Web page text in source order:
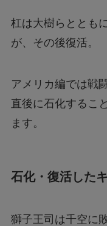
杠は大樹らととも
が、その後復活。
アメリカ編では戦
直後に石化するこ
ます。
石化・復活した
獅子王司は千空に